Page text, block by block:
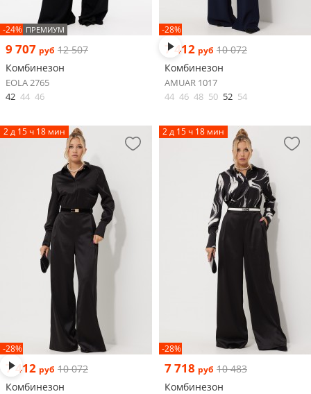
-24% ПРЕМИУМ
9 707 руб 12 507
Комбинезон
EOLA 2765
42 44 46
-28%
7 412 руб 10 072
Комбинезон
AMUAR 1017
44 46 48 50 52 54
2 д 15 ч 18 мин
-28%
7 412 руб 10 072
Комбинезон
2 д 15 ч 18 мин
-28%
7 718 руб 10 483
Комбинезон